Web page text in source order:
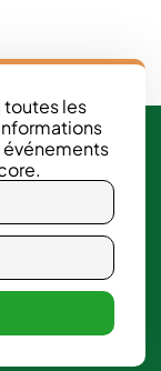
les
événements